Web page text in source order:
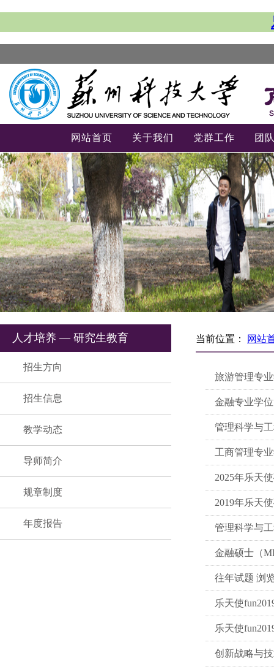
网站首页 关于我们 党群工作 团
-->
当前位置： 网站
旅游管理专
金融专业学
管理科学与
工商管理专
2025年乐天
2019年乐天
管理科学与
金融硕士（
往年试题 浏
乐天使
乐天使
创新战略与
人才培养 — 研究生教育
招生方向
招生信息
教学动态
导师简介
规章制度
年度报告